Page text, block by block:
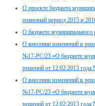
О проекте бюджета
плановый период 2015 и
О бюджете муниципального
О внесении изменений в
№17-РС/23 «О бюджете
решений от 12.02.2013
О внесении изменений в
№17-РС/23 «О бюджете
решений от 12.02.2013